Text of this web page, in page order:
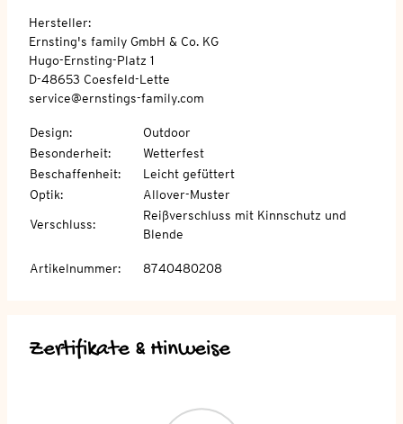
Hersteller:
Ernsting's family GmbH & Co. KG
Hugo-Ernsting-Platz 1
D-48653 Coesfeld-Lette
service@ernstings-family.com
Design:
Outdoor
Besonderheit:
Wetterfest
Beschaffenheit:
Leicht gefüttert
Optik: Allover-Muster
Verschluss:
Reißverschluss mit Kinnschutz und
Blende
Artikelnummer: 8740480208
Zertifikate & Hinweise